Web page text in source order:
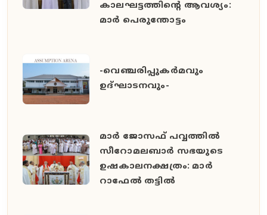
കാലഘട്ടത്തിൻ്റെ ആവശ്യം:
മാർ പെരുന്തോട്ടം
-വെഞ്ചരിപ്പുകർമവും
ഉദ്ഘാടനവും-
മാർ ജോസഫ് പവ്വത്തിൽ
സീറോമലബാർ സഭയുടെ
ഉഷകാലനക്ഷത്രം: മാർ
റാഫേൽ തട്ടിൽ